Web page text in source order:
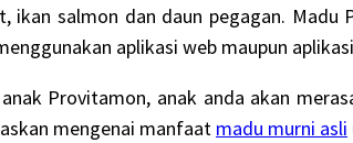
ikan salmon dan daun pegagan.
aplikasi web maupun
Provitamon, anak anda akan
mengenai manfaat madu murni asli